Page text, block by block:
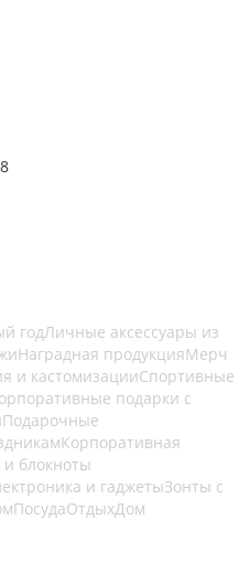
годЛичные аксессуары из
Наградная продукцияМерч
и кастомизацииСпортивные
подарки с
Подарочные
Корпоративная
блокноты
и гаджетыЗонты с
ПосудаОтдыхДом